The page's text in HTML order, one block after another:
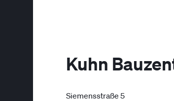
Kuhn
Siemensstraße 5